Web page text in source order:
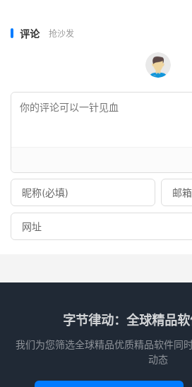
评论 抢沙发
字节律动：全球精品
我们为您筛选全球精品优质精品软件同
动态